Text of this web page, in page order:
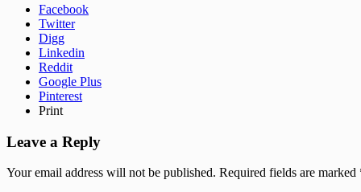
Facebook
Twitter
Digg
Linkedin
Reddit
Google Plus
Pinterest
Print
Leave a Reply
Your email address will not be published. Required fields are marked